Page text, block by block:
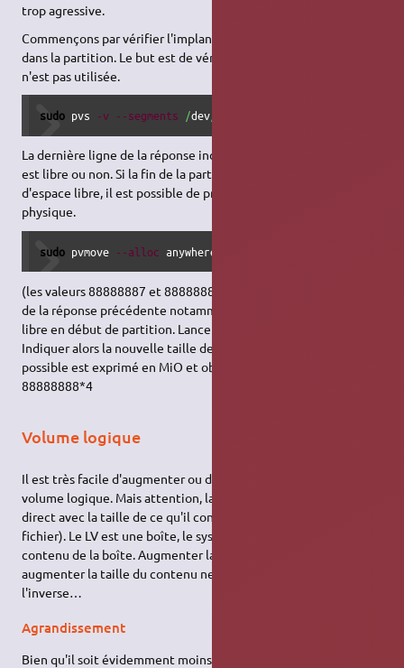
trop agressive.
Commençons par vérifier l'implantation physique des données
dans la partition. Le but est de vérifier que la fin de la partition
n'est pas utilisée.
sudo pvs -v --segments /dev
La dernière ligne de la réponse indique si la fin de la partition
est libre ou non. Si la fin de la partition n'a pas suffisamment
d'espace libre, il est possible de procéder a une réorganisation
physique.
sudo pvmove --alloc anywhere
(les valeurs 88888887 et 88888888 sont à adapter en fonction
de la réponse précédente notamment la quantité d'espace
libre en début de partition. Lancer alors l'
Indiquer alors la nouvelle taille de la partition. Le minima
possible est exprimé en MiO et obtenu par la formule
88888888*4
Volume logique
Il est très facile d'augmenter ou de diminuer la taille d'un
volume logique. Mais attention, la taille d'un LV n'a pas de lien
direct avec la taille de ce qu'il contient (
fichier). Le LV est une boîte, le système de fichier est le
contenu de la boîte. Augmenter la taille de la boîte sans
augmenter la taille du contenu ne pose pas de problème, mais
l'inverse…
Agrandissement
Bien qu'il soit évidemment moins risqué d'agrandir ou de